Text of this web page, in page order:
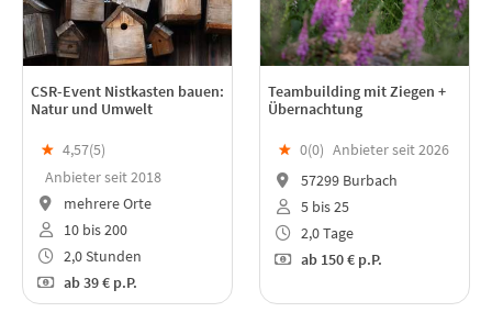
CSR-Event Nistkasten bauen:
Natur und Umwelt
★ 4,57(5)
Anbieter seit 2018
mehrere Orte
10 bis 200
2,0 Stunden
ab39 € p.P.
Teambuilding mit Ziegen +
Übernachtung
★ 0(0) Anbieter seit 2026
57299 Burbach
5 bis 25
2,0 Tage
ab150 € p.P.